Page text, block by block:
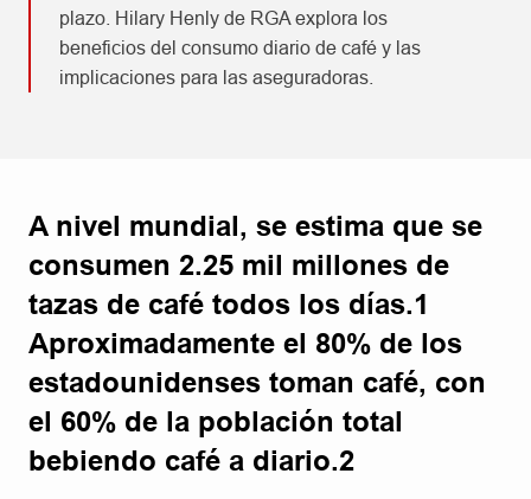
plazo. Hilary Henly de RGA explora los
beneficios del consumo diario de café y las
implicaciones para las aseguradoras.
A nivel mundial, se estima que se
consumen 2.25 mil millones de
tazas de café todos los días.1
Aproximadamente el 80% de los
estadounidenses toman café, con
el 60% de la población total
bebiendo café a diario.2